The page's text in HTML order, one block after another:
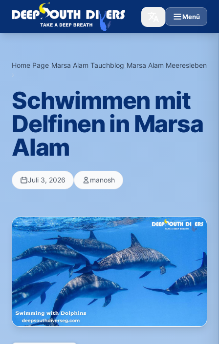
Menü
Home Page›Marsa Alam Tauchblog›Marsa Alam Meeresleben
›
Schwimmen mit
Delfinen in Marsa
Alam
Juli 3, 2026 manosh